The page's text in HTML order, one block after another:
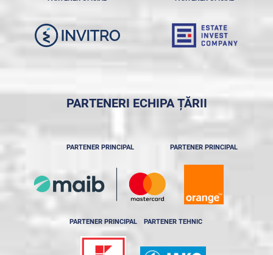
PARTENERI ECHIPA ȚĂRII
PARTENER PRINCIPAL PARTENER PRINCIPAL
PARTENER PRINCIPAL PARTENER TEHNIC